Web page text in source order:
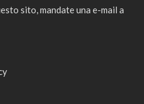
sito, mandate una e-mail a